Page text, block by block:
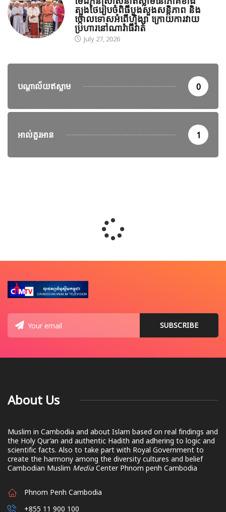
ត្បូងថៃរៀបចំពិធីបួងសួងសន្តិភាព និង
ថ្កោលទោសអំពើហិង្សា ក្រោយការវាយ
ប្រហារនៅណារ៉ាធីវ៉ាត់
July 27, 2026
បណ្តាល័យឥស្លាម 0
អាល់គួរអាន 1
About Us
Muslim in Cambodia and about Islam based on real findings and
the Holy Qur’an and authentic Hadith and adhering to logic and
scientific facts. Also to take part with Royal Government to
create the harmony among the diversity cultures and belief
Cambodian Muslim Media Center Phnom penh Cambodia
Phnom Penh Cambodia
+855 11 900 100